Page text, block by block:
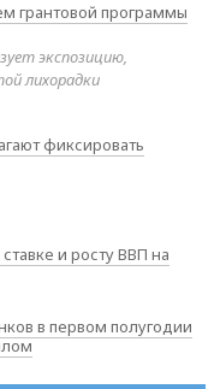
грантовой программы
экспозицию,
лихорадки
фиксировать
и росту ВВП на
в первом полугодии